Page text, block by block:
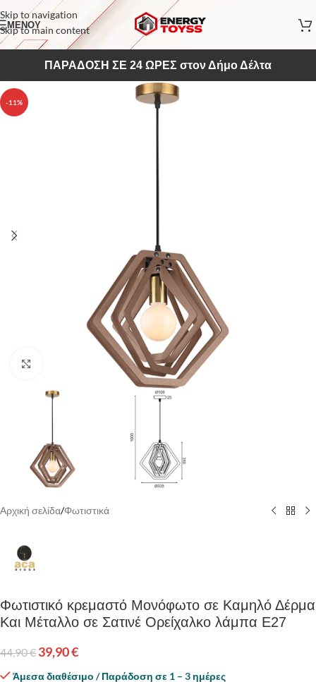
Skip to navigation
Skip to main content
ΜΕΝΟΥ
ΠΑΡΑΔΟΣΗ ΣΕ 24 ΩΡΕΣ στον Δήμο Δέλτα
-11%
Κάντε κλικ για να μεγεθύνετε
Αρχική σελίδα/Φωτιστικά
Φωτιστικό κρεμαστό Μονόφωτο σε Καμηλό Δέρμα
Και Μέταλλο σε Σατινέ Ορείχαλκο λάμπα Ε27
44,90€ 39,90€
Άμεσα διαθέσιμο / Παράδοση σε 1 – 3 ημέρες